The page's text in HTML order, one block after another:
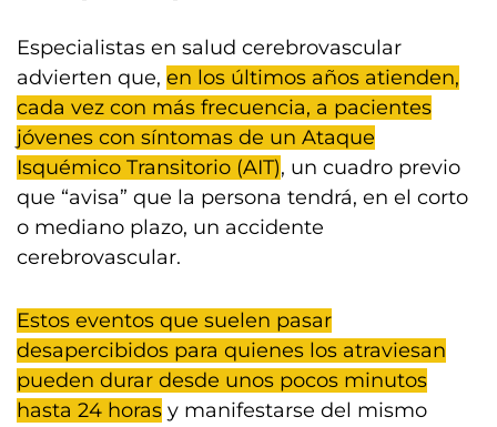
Especialistas en salud cerebrovascular
advierten que, en los últimos años atienden,
cada vez con más frecuencia, a pacientes
jóvenes con síntomas de un Ataque
Isquémico Transitorio (AIT), un cuadro previo
que “avisa” que la persona tendrá, en el corto
o mediano plazo, un accidente
cerebrovascular.
Estos eventos que suelen pasar
desapercibidos para quienes los atraviesan
pueden durar desde unos pocos minutos
hasta 24 horas y manifestarse del mismo